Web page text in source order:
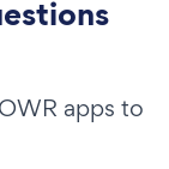
apps to